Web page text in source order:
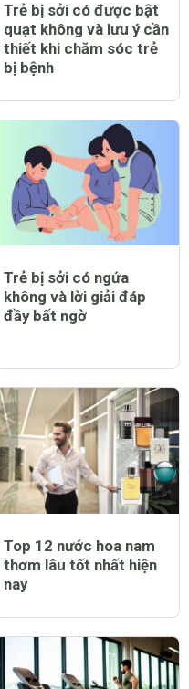
Trẻ bị sởi có được bật
quạt không và lưu ý cần
thiết khi chăm sóc trẻ
bị bệnh
Trẻ bị sởi có ngứa
không và lời giải đáp
đầy bất ngờ
Top 12 nước hoa nam
thơm lâu tốt nhất hiện
nay